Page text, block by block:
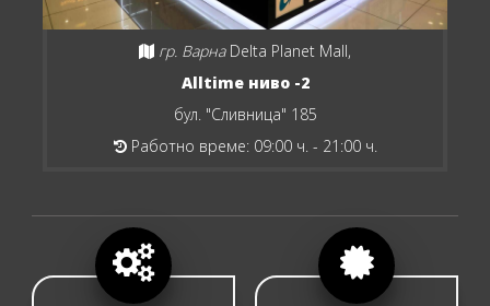
гр. Варна Delta Planet Mall,
Alltime ниво -2
бул. "Сливница" 185
Работно време: 09:00 ч. - 21:00 ч.